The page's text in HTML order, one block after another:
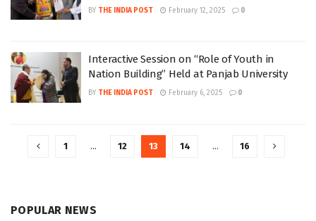
BY THE INDIA POST February 12, 2025 0
Interactive Session on “Role of Youth in
Nation Building” Held at Panjab University
BY THE INDIA POST February 6, 2025 0
1 … 12 13 14 … 16
POPULAR NEWS